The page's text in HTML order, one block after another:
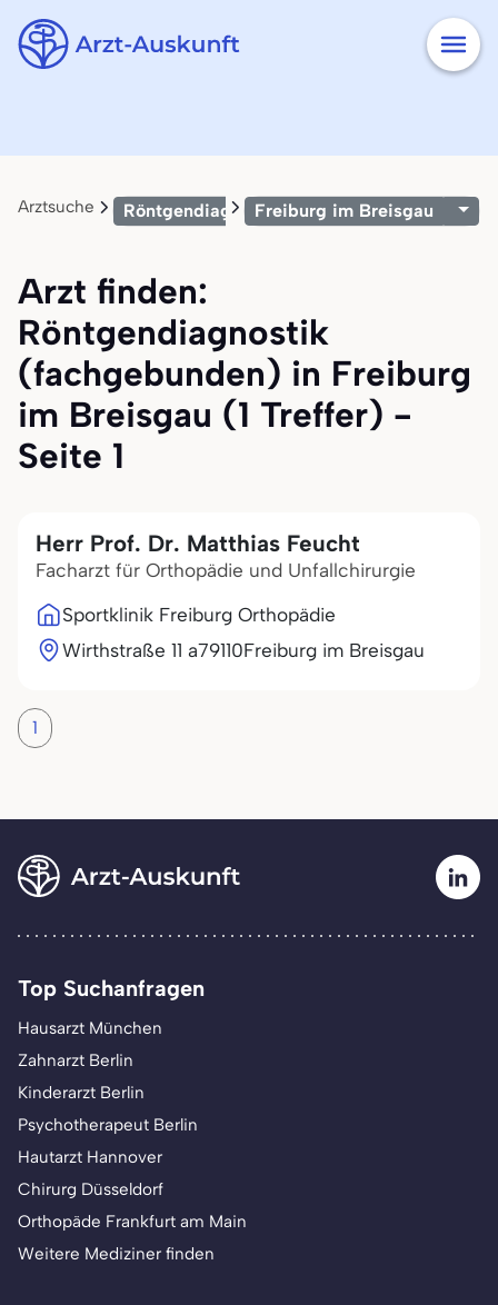
Arztsuche Röntgendiagnostik (fachgebunden)
Freiburg im Breisgau
Arzt finden:
Röntgendiagnostik
(fachgebunden) in Freiburg
im Breisgau (1 Treffer) -
Seite 1
Herr Prof. Dr. Matthias Feucht
Facharzt für Orthopädie und Unfallchirurgie
Sportklinik Freiburg Orthopädie
Wirthstraße 11 a79110Freiburg im Breisgau
1
Top Suchanfragen
Hausarzt München
Zahnarzt Berlin
Kinderarzt Berlin
Psychotherapeut Berlin
Hautarzt Hannover
Chirurg Düsseldorf
Orthopäde Frankfurt am Main
Weitere Mediziner finden